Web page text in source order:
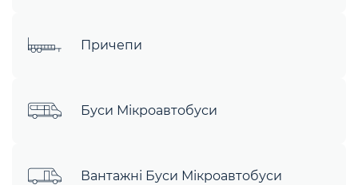
Причепи
Буси Мікроавтобуси
Вантажні Буси Мікроавтобуси